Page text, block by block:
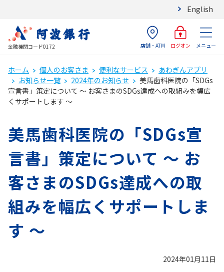
English
金融機関コード0172 店舗・ATM ログオン メニュー
ホーム 個人のお客さま 便利なサービス
あわぎんアプリ
お知らせ一覧
2024年のお知らせ
美馬歯科医院の「SDGs
宣言書」策定について ～ お客さまのSDGs達成への取組みを幅広
くサポートします ～
美馬歯科医院の「SDGs宣
言書」策定について ～ お
客さまのSDGs達成への取
組みを幅広くサポートしま
す ～
2024年01月11日